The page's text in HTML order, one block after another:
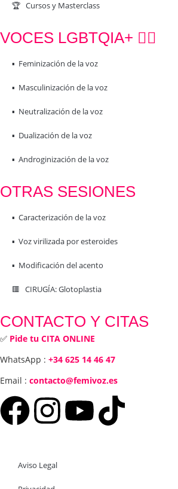
🏆 Cursos y Masterclass
VOCES LGBTQIA+ 🏳️‍🌈
▪️ Feminización de la voz
▪️ Masculinización de la voz
▪️ Neutralización de la voz
▪️ Dualización de la voz
▪️ Androginización de la voz
OTRAS SESIONES
▪️ Caracterización de la voz
▪️ Voz virilizada por esteroides
▪️ Modificación del acento
🟥 CIRUGÍA: Glotoplastia
CONTACTO Y CITAS
✅ Pide tu CITA ONLINE
WhatsApp : +34 625 14 46 47
Email : contacto@femivoz.es
Aviso Legal